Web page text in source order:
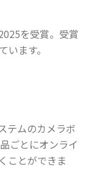
を受賞。受賞
ます。
テムのカメラボ
ごとにオンライ
ことができま